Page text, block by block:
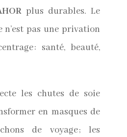
plus durables. Le
pas une privation
: santé, beauté,
les chutes de soie
en masques de
de voyage ; les